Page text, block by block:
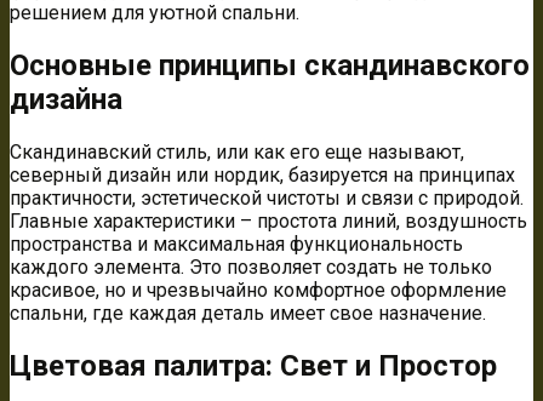
решением для уютной спальни.
Основные принципы скандинавского
дизайна
Скандинавский стиль, или как его еще называют,
северный дизайн или нордик, базируется на принципах
практичности, эстетической чистоты и связи с природой.
Главные характеристики – простота линий, воздушность
пространства и максимальная функциональность
каждого элемента. Это позволяет создать не только
красивое, но и чрезвычайно комфортное оформление
спальни, где каждая деталь имеет свое назначение.
Цветовая палитра: Свет и Простор